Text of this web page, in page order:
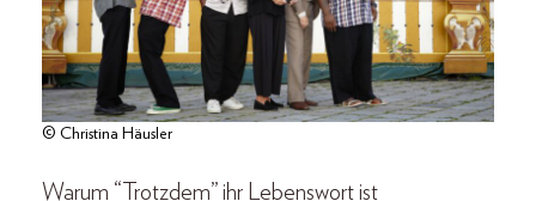
© Christina Häusler
Warum “Trotzdem” ihr Lebenswort ist